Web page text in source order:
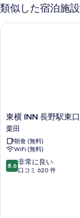
べ
て
す
る
細
真
を
類似した宿泊施設
東
横
INN
長
野
駅
東
東横 INN 長野駅東口
栗田
朝食 (無料)
WiFi (無料)
10
段
8.6 非常に良い
口コミ 620 件
東横 INN 長野駅東口